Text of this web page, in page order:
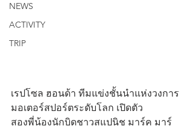
NEWS
ACTIVITY
TRIP
เรปโซล ฮอนด้า ทีมแข่งชั้นนำแห่งวงการ
มอเตอร์สปอร์ตระดับโลก เปิดตัว
สองพี่น้องนักบิดชาวสแปนิช มาร์ค มาร์